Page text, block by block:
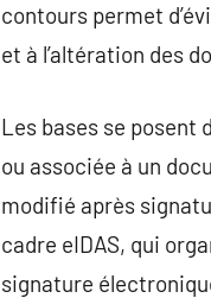
contours permet
et à l’altération des
Les bases se posent
ou associée à un
modifié après
cadre eIDAS, qui
signature